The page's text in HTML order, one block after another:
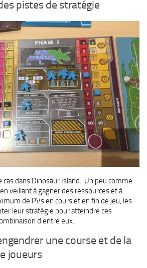
pistes de stratégie
cas dans Dinosaur Island. Un peu comme
veillant à gagner des ressources et à
de PVs en cours et en fin de jeu, les
leur stratégie pour atteindre ces
d’entre eux.
une course et de la
joueurs